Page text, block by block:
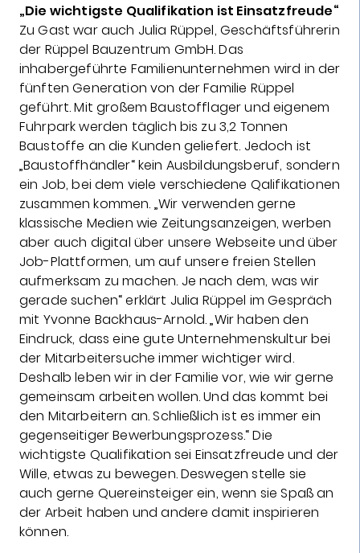
„Die wichtigste Qualifikation ist Einsatzfreude“
Zu Gast war auch Julia Rüppel, Geschäftsführerin
der Rüppel Bauzentrum GmbH. Das
inhabergeführte Familienunternehmen wird in der
fünften Generation von der Familie Rüppel
geführt. Mit großem Baustofflager und eigenem
Fuhrpark werden täglich bis zu 3,2 Tonnen
Baustoffe an die Kunden geliefert. Jedoch ist
„Baustoffhändler“ kein Ausbildungsberuf, sondern
ein Job, bei dem viele verschiedene Qalifikationen
zusammen kommen. „Wir verwenden gerne
klassische Medien wie Zeitungsanzeigen, werben
aber auch digital über unsere Webseite und über
Job-Plattformen, um auf unsere freien Stellen
aufmerksam zu machen. Je nach dem, was wir
gerade suchen“ erklärt Julia Rüppel im Gespräch
mit Yvonne Backhaus-Arnold. „Wir haben den
Eindruck, dass eine gute Unternehmenskultur bei
der Mitarbeitersuche immer wichtiger wird.
Deshalb leben wir in der Familie vor, wie wir gerne
gemeinsam arbeiten wollen. Und das kommt bei
den Mitarbeitern an. Schließlich ist es immer ein
gegenseitiger Bewerbungsprozess.“ Die
wichtigste Qualifikation sei Einsatzfreude und der
Wille, etwas zu bewegen. Deswegen stelle sie
auch gerne Quereinsteiger ein, wenn sie Spaß an
der Arbeit haben und andere damit inspirieren
können.